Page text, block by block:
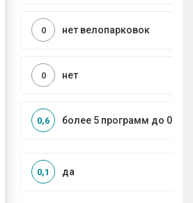
нет велопарковок
0
нет
0
более 5 программ до 0,5
0,6
да
0,1